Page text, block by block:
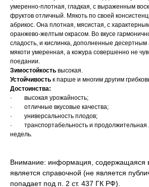
умеренно-плотная, гладкая, с выраженным
фруктов отличный. Мякоть по своей
абрикос. Она плотная, мясистая, с
оранжево-желтым окрасом. Во вкусе
сладость, и кислинка, дополненные
мякоти умеренная, а кожура совершенно не
поедании.
Зимостойкость высокая.
Устойчивость к парше и многим другим
Достоинства:
· высокая урожайность;
· отличные вкусовые качества;
· универсальность плодов;
· транспортабельность и продолжительная
недель.
Внимание: информация, содержащаяся в
является справочной (не является
попадает под п. 2 ст. 437 ГК РФ).